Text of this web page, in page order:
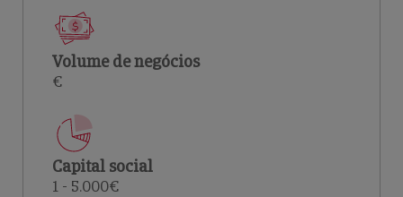
Volume de negócios
€
Capital social
1 - 5.000€